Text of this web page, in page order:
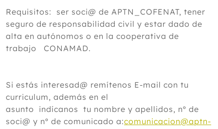
Requisitos: ser soci@ de APTN_COFENAT, tener
seguro de responsabilidad civil y estar dado de
alta en autónomos o en la cooperativa de
trabajo CONAMAD.
Si estás interesad@ remítenos E-mail con tu
curriculum, además en el
asunto indícanos tu nombre y apellidos, nº de
soci@ y nº de comunicado a:comunicacion@aptn-